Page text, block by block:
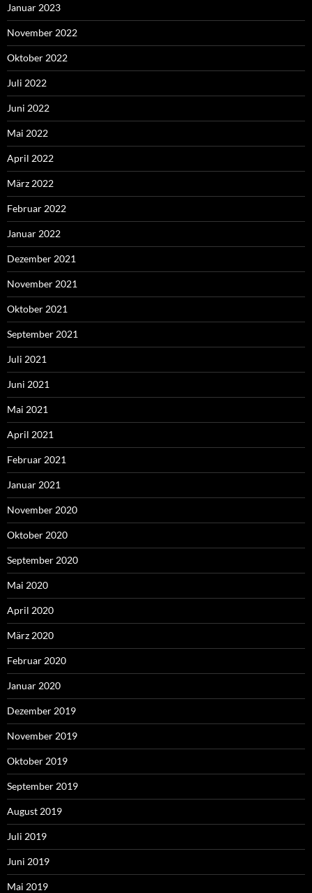
Januar 2023
November 2022
Oktober 2022
Juli 2022
Juni 2022
Mai 2022
April 2022
März 2022
Februar 2022
Januar 2022
Dezember 2021
November 2021
Oktober 2021
September 2021
Juli 2021
Juni 2021
Mai 2021
April 2021
Februar 2021
Januar 2021
November 2020
Oktober 2020
September 2020
Mai 2020
April 2020
März 2020
Februar 2020
Januar 2020
Dezember 2019
November 2019
Oktober 2019
September 2019
August 2019
Juli 2019
Juni 2019
Mai 2019